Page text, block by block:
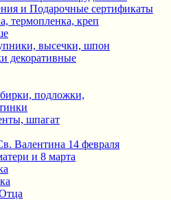
и Подарочные сертификаты
термопленка, креп
высечки, шпон
декоративные
подложки,
шпагат
Валентина 14 февраля
и 8 марта